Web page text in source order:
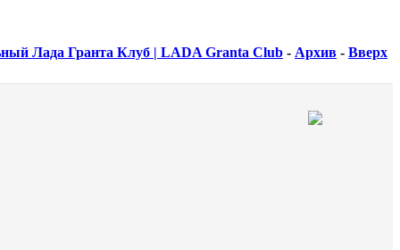
Лада Гранта Клуб | LADA Granta Club - Архив - Вверх